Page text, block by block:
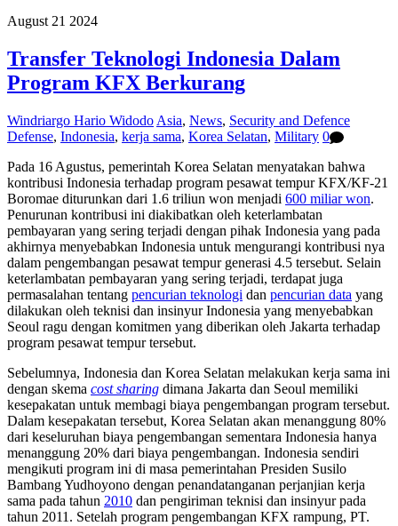
August 21 2024
Transfer Teknologi Indonesia Dalam
Program KFX Berkurang
Windriargo Hario Widodo Asia, News, Security and Defence
Defense, Indonesia, kerja sama, Korea Selatan, Military 0
Pada 16 Agustus, pemerintah Korea Selatan menyatakan bahwa
kontribusi Indonesia terhadap program pesawat tempur KFX/KF-21
Boromae diturunkan dari 1.6 triliun won menjadi 600 miliar won.
Penurunan kontribusi ini diakibatkan oleh keterlambatan
pembayaran yang sering terjadi dengan pihak Indonesia yang pada
akhirnya menyebabkan Indonesia untuk mengurangi kontribusi nya
dalam pengembangan pesawat tempur generasi 4.5 tersebut. Selain
keterlambatan pembayaran yang sering terjadi, terdapat juga
permasalahan tentang pencurian teknologi dan pencurian data yang
dilakukan oleh teknisi dan insinyur Indonesia yang menyebabkan
Seoul ragu dengan komitmen yang diberikan oleh Jakarta terhadap
program pesawat tempur tersebut.
Sebelumnya, Indonesia dan Korea Selatan melakukan kerja sama ini
dengan skema cost sharing dimana Jakarta dan Seoul memiliki
kesepakatan untuk membagi biaya pengembangan program tersebut.
Dalam kesepakatan tersebut, Korea Selatan akan menanggung 80%
dari keseluruhan biaya pengembangan sementara Indonesia hanya
menanggung 20% dari biaya pengembangan. Indonesia sendiri
mengikuti program ini di masa pemerintahan Presiden Susilo
Bambang Yudhoyono dengan penandatanganan perjanjian kerja
sama pada tahun 2010 dan pengiriman teknisi dan insinyur pada
tahun 2011. Setelah program pengembangan KFX rampung, PT.